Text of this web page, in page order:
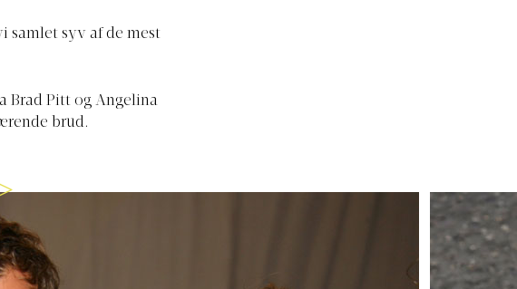
samlet syv af de mest
Brad Pitt og Angelina
brud.